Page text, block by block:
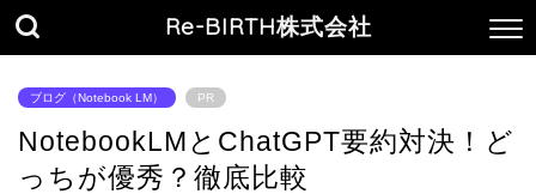
Re-BIRTH株式会社
ブログ（Notebook LM） PR
NotebookLMとChatGPT要約対決！ど
っちが優秀？徹底比較